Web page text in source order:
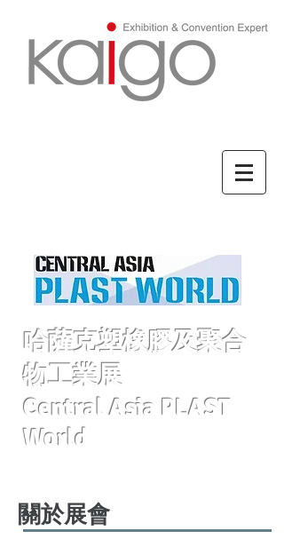
哈薩克塑橡膠及聚合
物工業展
Central Asia PLAST
World
關於展會